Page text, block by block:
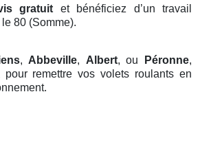
gratuit et bénéficiez d’un travail
80 (Somme).
, Abbeville, Albert, ou Péronne,
remettre vos volets roulants en